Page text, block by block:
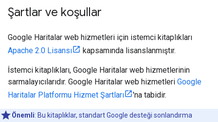
Şartlar ve koşullar
Google Haritalar web hizmetleri için istemci kitaplıkları
Apache 2.0 Lisansı
kapsamında lisanslanmıştır.
İstemci kitaplıkları, Google Haritalar web hizmetlerinin
sarmalayıcılarıdır. Google Haritalar web hizmetleri Google
Haritalar Platformu Hizmet Şartları
'na tabidir.
Önemli: Bu kitaplıklar, standart Google desteği sonlandırma